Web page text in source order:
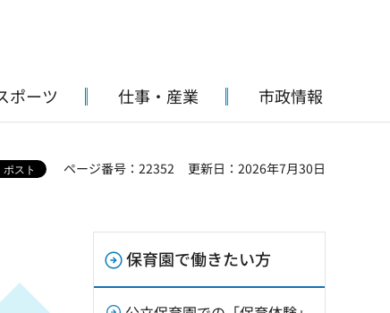
ポーツ 仕事・産業 市政情報
ページ番号：22352
更新日：2026年7月30日
保育園で働きたい方